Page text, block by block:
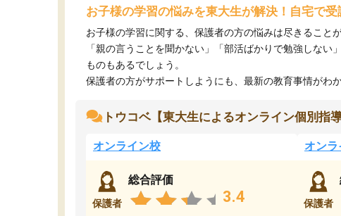
お子様の学習の悩みを東大生が解決！自宅で
お子様の学習に関する、保護者の方の悩みは尽きることが
「親の言うことを聞かない」「部活ばかりで勉強しな
ものもあるでしょう。
保護者の方がサポートしようにも、最新の教育事情がわか
トウコベ【東大生によるオンライン個別指
オンライン校
保護者
総合評価
3.4
オン
保護者